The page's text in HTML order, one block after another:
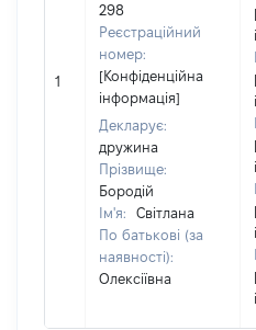
1
298
Реєстраційний
номер:
[Конфіденційна
інформація]
Декларує:
дружина
Прізвище:
Бородій
Ім'я:
Світлана
По батькові (за
наявності):
Олексіївна